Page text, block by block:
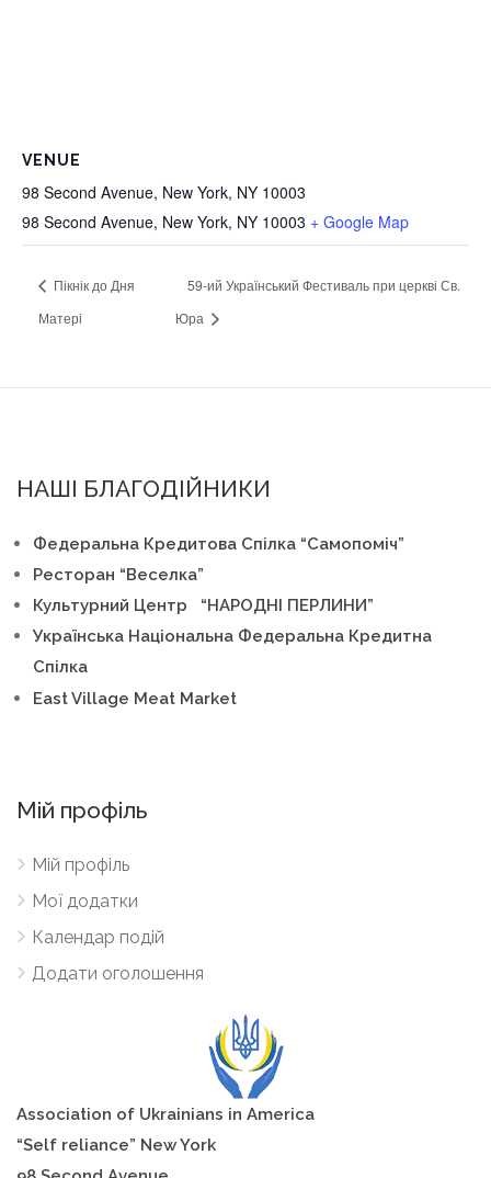
VENUE
98 Second Avenue, New York, NY 10003
98 Second Avenue, New York, NY 10003 + Google Map
Пікнік до Дня
Матері
59-ий Український Фестиваль при церкві Св.
Юра
НАШІ БЛАГОДІЙНИКИ
Федеральна Кредитова Спілка “Самопоміч”
Ресторан “Веселка”
Культурний Центр “НАРОДНІ ПЕРЛИНИ”
Українська Національна Федеральна Кредитна
Спілка
East Village Meat Market
Мій профіль
Мій профіль
Мої додатки
Календар подій
Додати оголошення
Association of Ukrainians in America
“Self reliance” New York